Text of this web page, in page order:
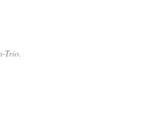
Trio.